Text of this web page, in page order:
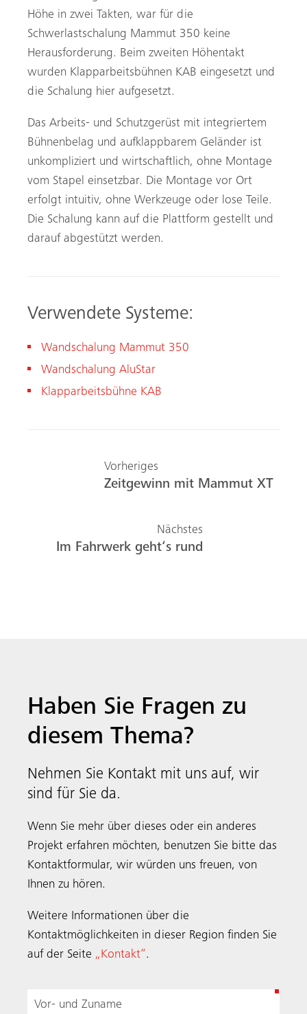
Höhe in zwei Takten, war für die
Schwerlastschalung Mammut 350 keine
Herausforderung. Beim zweiten Höhentakt
wurden Klapparbeitsbühnen KAB eingesetzt und
die Schalung hier aufgesetzt.
Das Arbeits- und Schutzgerüst mit integriertem
Bühnenbelag und aufklappbarem Geländer ist
unkompliziert und wirtschaftlich, ohne Montage
vom Stapel einsetzbar. Die Montage vor Ort
erfolgt intuitiv, ohne Werkzeuge oder lose Teile.
Die Schalung kann auf die Plattform gestellt und
darauf abgestützt werden.
Verwendete Systeme:
Wandschalung Mammut 350
Wandschalung AluStar
Klapparbeitsbühne KAB
Vorheriges
Zeitgewinn mit Mammut XT
Nächstes
Im Fahrwerk geht‘s rund
Haben Sie Fragen zu
diesem Thema?
Nehmen Sie Kontakt mit uns auf, wir
sind für Sie da.
Wenn Sie mehr über dieses oder ein anderes
Projekt erfahren möchten, benutzen Sie bitte das
Kontaktformular, wir würden uns freuen, von
Ihnen zu hören.
Weitere Informationen über die
Kontaktmöglichkeiten in dieser Region finden Sie
auf der Seite „Kontakt“.